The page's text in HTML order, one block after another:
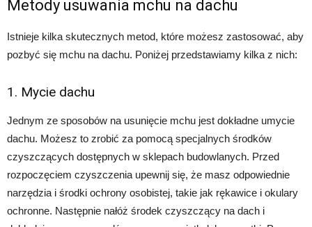
Metody usuwania mchu na dachu
Istnieje kilka skutecznych metod, które możesz zastosować, aby
pozbyć się mchu na dachu. Poniżej przedstawiamy kilka z nich:
1. Mycie dachu
Jednym ze sposobów na usunięcie mchu jest dokładne umycie
dachu. Możesz to zrobić za pomocą specjalnych środków
czyszczących dostępnych w sklepach budowlanych. Przed
rozpoczęciem czyszczenia upewnij się, że masz odpowiednie
narzędzia i środki ochrony osobistej, takie jak rękawice i okulary
ochronne. Następnie nałóż środek czyszczący na dach i